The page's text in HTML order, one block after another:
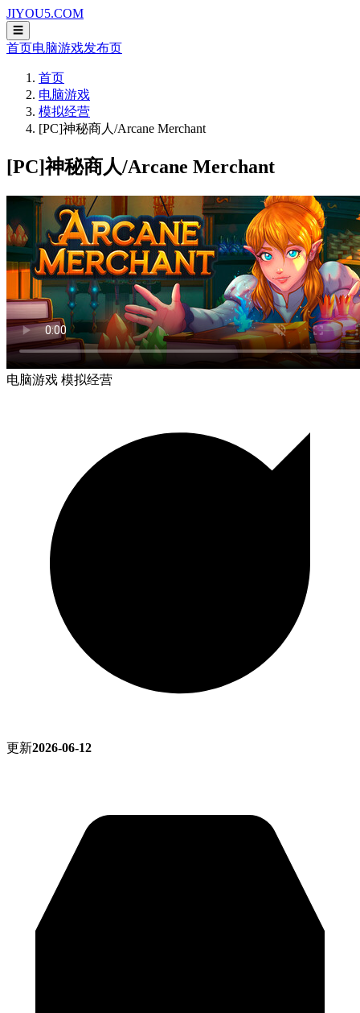
JIYOU5.COM
☰
首页电脑游戏发布页
首页
电脑游戏
模拟经营
[PC]神秘商人/Arcane Merchant
[PC]神秘商人/Arcane Merchant
电脑游戏 模拟经营
更新2026-06-12